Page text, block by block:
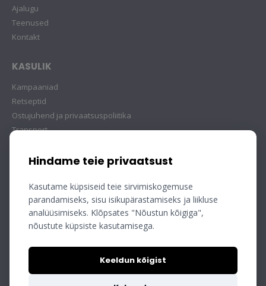
Ajalugu
Teenused
Kontakt
KASULIK
Kampaaniad
Retseptid
Ostujuhend ja privaatsuspoliitika
Transport
Hindame teie privaatsust
Kasutame küpsiseid teie sirvimiskogemuse
parandamiseks, sisu isikupärastamiseks ja liikluse
analüüsimiseks. Klõpsates "Nõustun kõigiga",
nõustute küpsiste kasutamisega.
Keeldun kõigist